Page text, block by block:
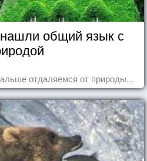
общий язык с
отдаляемся от природы...